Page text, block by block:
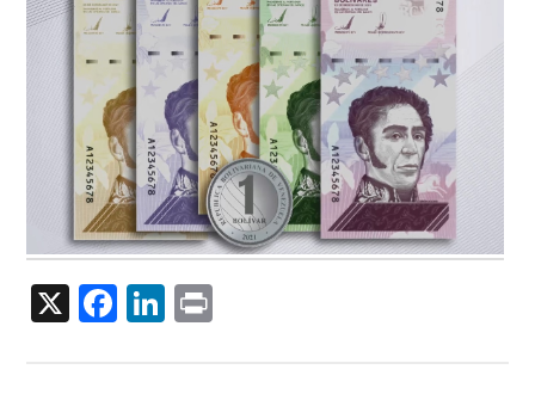
X Facebook
LinkedIn